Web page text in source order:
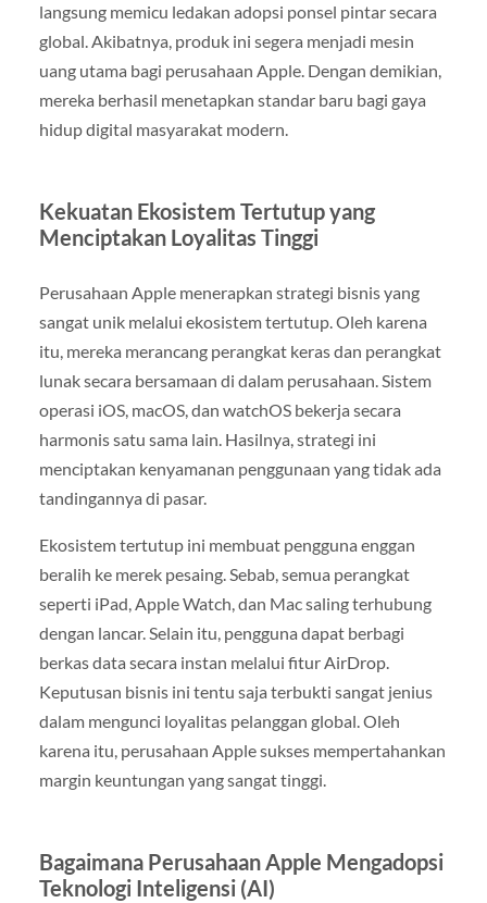
langsung memicu ledakan adopsi ponsel pintar secara
global. Akibatnya, produk ini segera menjadi mesin
uang utama bagi perusahaan Apple. Dengan demikian,
mereka berhasil menetapkan standar baru bagi gaya
hidup digital masyarakat modern.
Kekuatan Ekosistem Tertutup yang
Menciptakan Loyalitas Tinggi
Perusahaan Apple menerapkan strategi bisnis yang
sangat unik melalui ekosistem tertutup. Oleh karena
itu, mereka merancang perangkat keras dan perangkat
lunak secara bersamaan di dalam perusahaan. Sistem
operasi iOS, macOS, dan watchOS bekerja secara
harmonis satu sama lain. Hasilnya, strategi ini
menciptakan kenyamanan penggunaan yang tidak ada
tandingannya di pasar.
Ekosistem tertutup ini membuat pengguna enggan
beralih ke merek pesaing. Sebab, semua perangkat
seperti iPad, Apple Watch, dan Mac saling terhubung
dengan lancar. Selain itu, pengguna dapat berbagi
berkas data secara instan melalui fitur AirDrop.
Keputusan bisnis ini tentu saja terbukti sangat jenius
dalam mengunci loyalitas pelanggan global. Oleh
karena itu, perusahaan Apple sukses mempertahankan
margin keuntungan yang sangat tinggi.
Bagaimana Perusahaan Apple Mengadopsi
Teknologi Inteligensi (AI)